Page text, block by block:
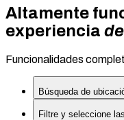
Altamente
experiencia
Funcionalidades
Búsqueda de
Filtre y seleccione